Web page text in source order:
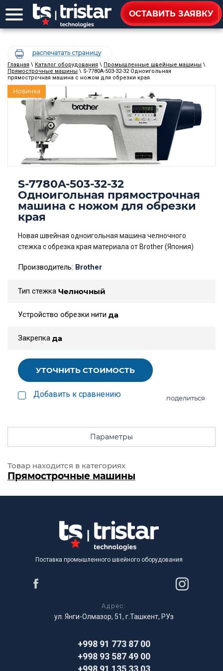
ОСТАВИТЬ ЗАЯВКУ
Главная \ Каталог оборудования \ Промышленные швейные машины \
Прямострочные машины \ S-7780A-503-32-32 Одноигольная
прямострочная машина с ножом для обрезки края
Новинка
S-7780A-503-32-32
Одноигольная прямострочная
машина с ножом для обрезки
края
Новая швейная одноигольная машина челночного
стежка с обрезка края материала от Brother (Япония)
Производитель: Brother
Тип стежка Челночный
Устройство обрезки нити да
Закрепка да
УТОЧНИТЬ СТОИМОСТЬ
Добавить к сравнению поделиться
Параметры
Товар находится в категориях
Прямострочные машины
Поставка промышленного швейного оборудования
Адрес:
ул. Янги-Олмазор, 51, г.Ташкент, РУз
+998 91 773 87 00
+998 93 587 49 00